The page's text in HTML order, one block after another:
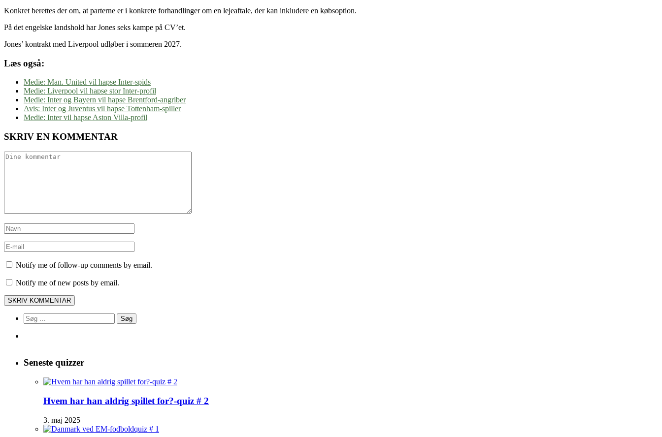
Konkret berettes der om, at parterne er i konkrete forhandlinger om en lejeaftale, der kan inkludere en købsoption.
På det engelske landshold har Jones seks kampe på CV’et.
Jones’ kontrakt med Liverpool udløber i sommeren 2027.
Læs også:
Medie: Man. United vil hapse Inter-spids
Medie: Liverpool vil hapse stor Inter-profil
Medie: Inter og Bayern vil hapse Brentford-angriber
Avis: Inter og Juventus vil hapse Tottenham-spiller
Medie: Inter vil hapse Aston Villa-profil
SKRIV EN KOMMENTAR
Notify me of follow-up comments by email.
Notify me of new posts by email.
Søg
efter:
Seneste quizzer
Hvem har han aldrig spillet for?-quiz # 2
3. maj 2025